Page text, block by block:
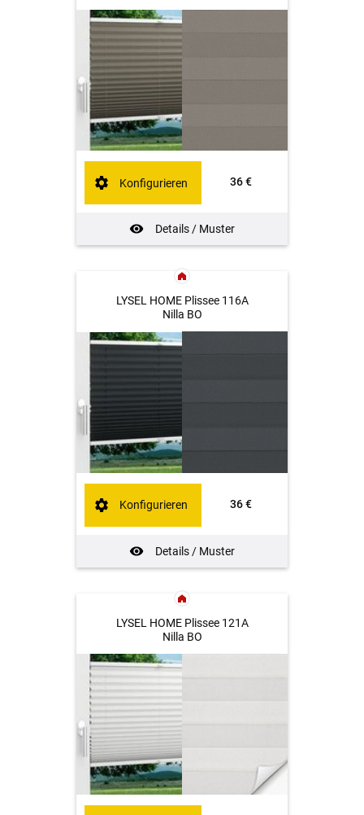
36 €
Details / Muster
Konfigurieren
LYSEL HOME Plissee 116A
Nilla BO
36 €
Details / Muster
Konfigurieren
LYSEL HOME Plissee 121A
Nilla BO